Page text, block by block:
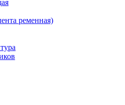
ременная)